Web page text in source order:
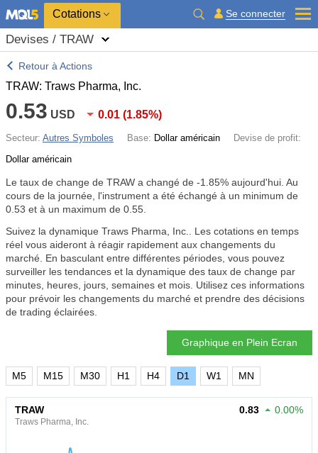
Cotations Se connecter
Devises / TRAW
Retour à Actions
TRAW: Traws Pharma, Inc.
0.53 USD 0.01 (1.85%)
Secteur: Autres Symboles Base: Dollar américain
Devise de profit:
Dollar américain
Le taux de change de TRAW a changé de -1.85% aujourd'hui. Au
cours de la journée, l'instrument a été échangé à un minimum de
0.53 et à un maximum de 0.55.
Suivez la dynamique Traws Pharma, Inc.. Les cotations en temps
réel vous aideront à réagir rapidement aux changements du
marché. En basculant entre différentes périodes, vous pouvez
surveiller les tendances et la dynamique des taux de change par
minutes, heures, jours, semaines et mois. Utilisez ces informations
pour prévoir les changements du marché et prendre des décisions
de trading éclairées.
Graphique en Plein Ecran
M5 M15 M30 H1 H4 D1 W1 MN
TRAW
Traws Pharma, Inc.
0.83 0.00%